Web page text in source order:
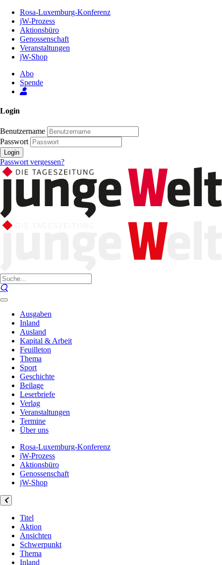
Inhalt
Seite
Rosa-Luxemburg-Konferenz
jW-Prozess
Aktionsbüro
Genossenschaft
Veranstaltungen
jW-Shop
Abo
Spende
Login
Benutzername
Passwort
Login
Passwort vergessen?
Ausgaben
Inland
Ausland
Kapital & Arbeit
Feuilleton
Thema
Sport
Geschichte
Beilage
Leserbriefe
Verlag
Veranstaltungen
Termine
Über uns
Rosa-Luxemburg-Konferenz
jW-Prozess
Aktionsbüro
Genossenschaft
jW-Shop
Titel
Aktion
Ansichten
Schwerpunkt
Thema
Inland